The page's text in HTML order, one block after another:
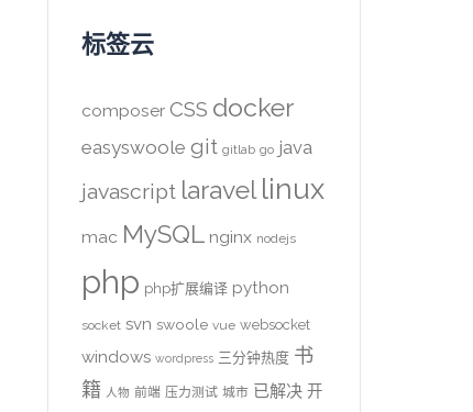
标签云
composer CSS docker
easyswoole git gitlab go java
javascript laravel linux
mac MySQL nginx nodejs
php php扩展编译 python
socket svn swoole vue websocket
windows wordpress 三分钟热度 书
籍 人物 前端 压力测试 城市 已解决 开